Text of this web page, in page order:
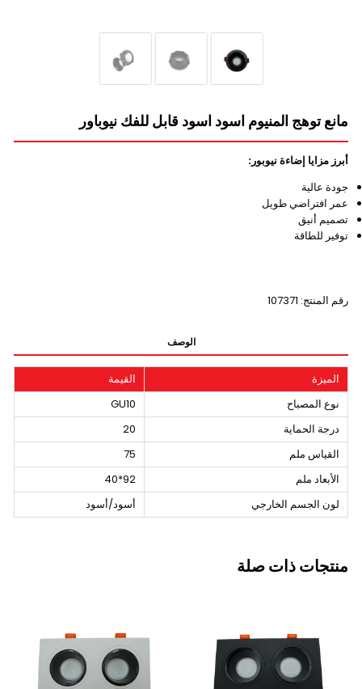
مانع توهج المنيوم اسود اسود قابل للفك نيوباور
أبرز مزايا إضاءة نيوبور:
جودة عالية
عمر افتراضي طويل
تصميم أنيق
توفير للطاقة
رقم المنتج: 107371
الوصف
الميزة
القيمة
نوع المصباح
GU10
درجة الحماية
20
القياس ملم
75
الأبعاد ملم
92*40
لون الجسم الخارجي
أسود/أسود
منتجات ذات صلة